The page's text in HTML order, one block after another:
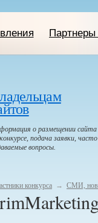
Партнеры
о размещении сайта
подача заявки, часто
вопросы.
конкурса → СМИ,